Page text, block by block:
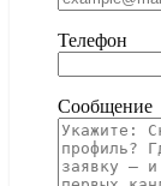
Телефон
Сообщение